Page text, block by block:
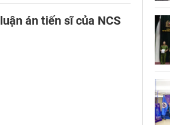
án tiến sĩ của NCS